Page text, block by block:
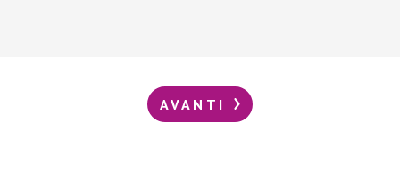
AVANTI